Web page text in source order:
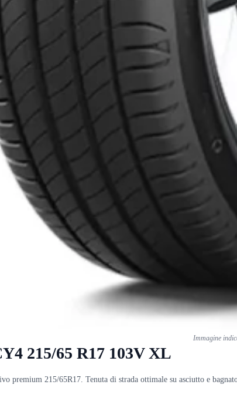
Immagine
215/65 R17 103V XL
premium 215/65R17. Tenuta di strada ottimale su asciutto e